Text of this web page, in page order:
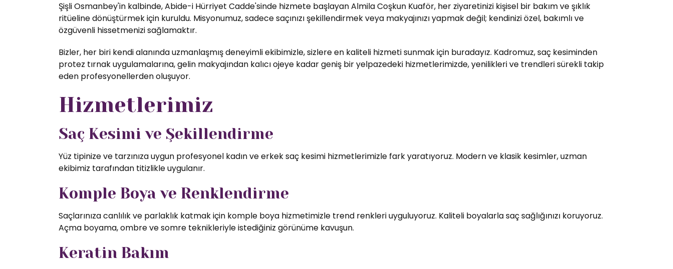
Şişli Osmanbey'in kalbinde, Abide-i Hürriyet Cadde'sinde hizmete başlayan Almila Coşkun Kuaför, her ziyaretinizi kişisel bir bakım ve şıklık
ritüeline dönüştürmek için kuruldu. Misyonumuz, sadece saçınızı şekillendirmek veya makyajınızı yapmak değil; kendinizi özel, bakımlı ve
özgüvenli hissetmenizi sağlamaktır.
Bizler, her biri kendi alanında uzmanlaşmış deneyimli ekibimizle, sizlere en kaliteli hizmeti sunmak için buradayız. Kadromuz, saç kesiminden
protez tırnak uygulamalarına, gelin makyajından kalıcı ojeye kadar geniş bir yelpazedeki hizmetlerimizde, yenilikleri ve trendleri sürekli takip
eden profesyonellerden oluşuyor.
Hizmetlerimiz
Saç Kesimi ve Şekillendirme
Yüz tipinize ve tarzınıza uygun profesyonel kadın ve erkek saç kesimi hizmetlerimizle fark yaratıyoruz. Modern ve klasik kesimler, uzman
ekibimiz tarafından titizlikle uygulanır.
Komple Boya ve Renklendirme
Saçlarınıza canlılık ve parlaklık katmak için komple boya hizmetimizle trend renkleri uyguluyoruz. Kaliteli boyalarla saç sağlığınızı koruyoruz.
Açma boyama, ombre ve somre teknikleriyle istediğiniz görünüme kavuşun.
Keratin Bakım